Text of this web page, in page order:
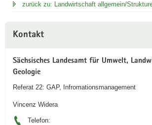
zurück zu: Landwirtschaft allgemein/
Kontakt
Sächsisches Landesamt für Umwelt,
Geologie
Referat 22: GAP, Infromationsmanagement
Vincenz Widera
Telefon: